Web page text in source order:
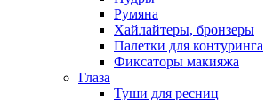
Румяна
Хайлайтеры, бронзеры
Палетки для контуринга
Фиксаторы макияжа
Глаза
Туши для ресниц